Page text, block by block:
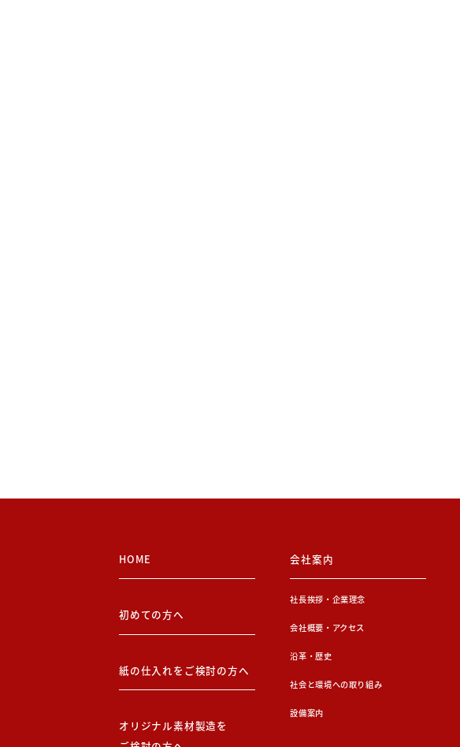
HOME
初めての方へ
紙の仕入れをご検討の方へ
オリジナル素材製造を
会社案内
社長挨拶・企業理念
会社概要・アクセス
沿革・歴史
社会と環境への取り組み
設備案内